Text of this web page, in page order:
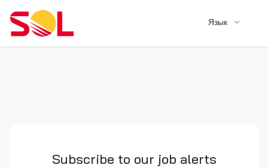
Язык
Subscribe to our job alerts